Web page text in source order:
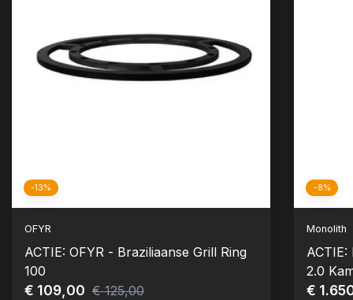
-13%
OFYR
ACTIE: OFYR - Braziliaanse Grill Ring
100
€ 109,00 € 125,00
-8%
Monolith
2.0
Zijtafels
€